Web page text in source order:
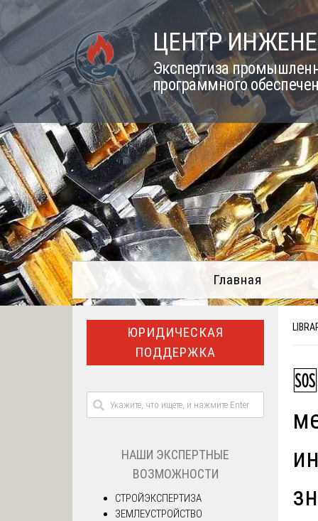
Skip
to
content
ЦЕНТР
Экспертиза
программного
Главная
ЮРИДИЧЕСКАЯ
ПОДДЕРЖКА
НАШИ ЭКСПЕРТНЫЕ
ВОЗМОЖНОСТИ
СТРОЙЭКСПЕРТИЗА
ЗЕМЛЕУСТРОЙСТВО